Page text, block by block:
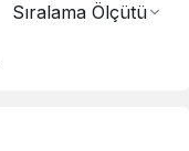
Sıralama Ölçütü